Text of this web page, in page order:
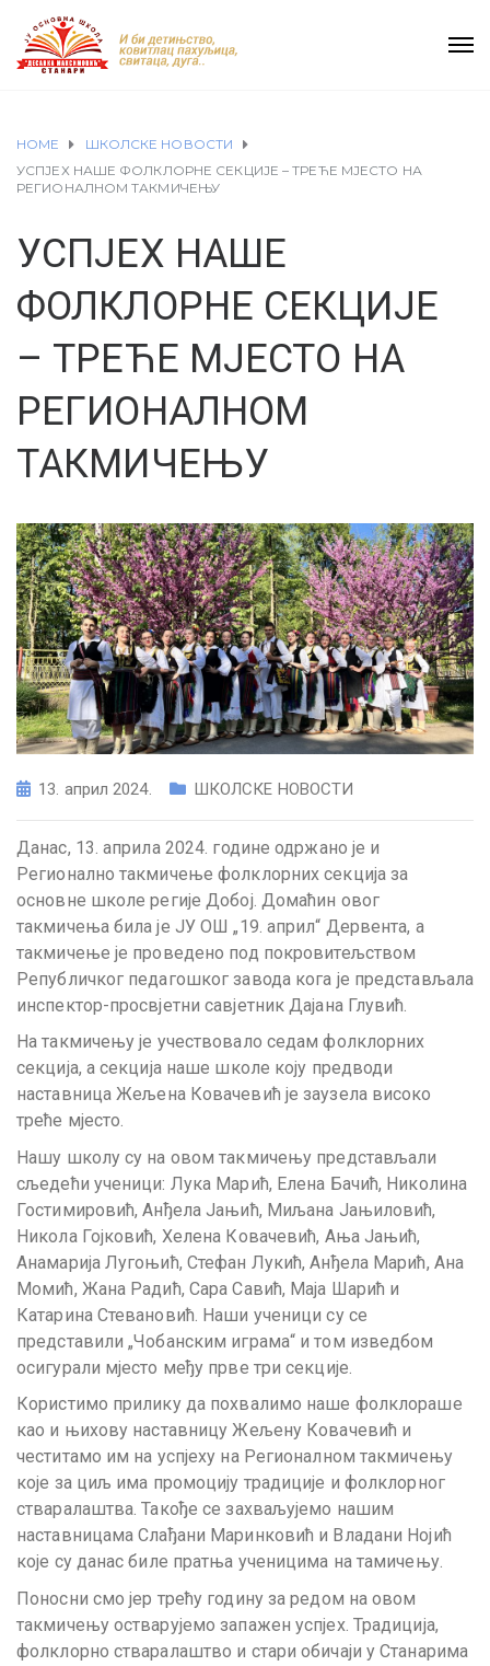
HOME
ШКОЛСКЕ НОВОСТИ
УСПЈЕХ НАШЕ ФОЛКЛОРНЕ СЕКЦИЈЕ – ТРЕЋЕ МЈЕСТО НА
РЕГИОНАЛНОМ ТАКМИЧЕЊУ
УСПЈЕХ НАШЕ
ФОЛКЛОРНЕ СЕКЦИЈЕ
– ТРЕЋЕ МЈЕСТО НА
РЕГИОНАЛНОМ
ТАКМИЧЕЊУ
13. април 2024. ШКОЛСКЕ НОВОСТИ
Данас, 13. априла 2024. године одржано је и
Регионално такмичење фолклорних секција за
основне школе регије Добој. Домаћин овог
такмичења била је ЈУ ОШ „19. април“ Дервентa, а
такмичење је проведено под покровитељством
Републичког педагошког завода кога је представљала
инспектор-просвјетни савјетник Дајана Глувић.
На такмичењу је учествовало седам фолклорних
секција, а секција наше школе коју предводи
наставница Жељена Ковачевић је заузела високо
треће мјесто.
Нашу школу су на овом такмичењу представљали
сљедећи ученици: Лука Марић, Елена Бачић, Николина
Гостимировић, Анђела Јањић, Миљана Јањиловић,
Никола Гојковић, Хелена Ковачевић, Ања Јањић,
Анамарија Лугоњић, Стефан Лукић, Анђела Марић, Ана
Момић, Жана Радић, Сара Савић, Маја Шарић и
Катарина Стевановић. Наши ученици су се
представили „Чобанским играма“ и том изведбом
осигурали мјесто међу прве три секције.
Користимо прилику да похвалимо наше фолклораше
као и њихову наставницу Жељену Ковачевић и
честитамо им на успјеху на Регионалном такмичењу
које за циљ има промоцију традиције и фолклорног
стваралаштва. Такође се захваљујемо нашим
наставницама Слађани Маринковић и Владани Нојић
које су данас биле пратња ученицима на тамичењу.
Поносни смо јер трећу годину за редом на овом
такмичењу остварујемо запажен успјех. Традиција,
фолклорно стваралаштво и стари обичаји у Станарима